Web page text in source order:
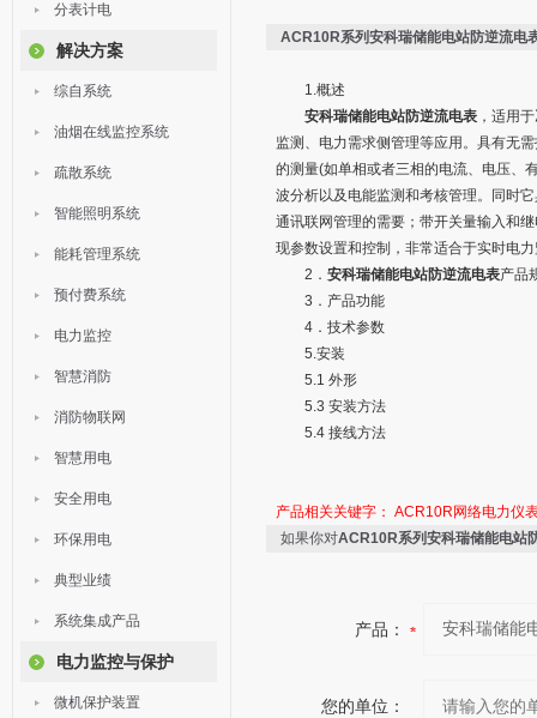
分表计电
解决方案
综自系统
油烟在线监控系统
疏散系统
智能照明系统
能耗管理系统
预付费系统
电力监控
智慧消防
消防物联网
智慧用电
安全用电
环保用电
典型业绩
系统集成产品
电力监控与保护
微机保护装置
ACR10R系列安科瑞储能电站防逆流电
1.概述
安科瑞储能电站防逆流电表，适用
监测、电力需求侧管理等应用。具有无
的测量(如单相或者三相的电流、电压、
波分析以及电能监测和考核管理。同时
通讯联网管理的需要；带开关量输入和
现参数设置和控制，非常适合于实时电
2． 安科瑞储能电站防逆流电表产品
3．产品功能
4．技术参数
5.安装
5.1 外形
5.3 安装方法
5.4 接线方法
产品相关关键字： ACR10R网络电力仪
如果你对ACR10R系列安科瑞储能电站
产品：
您的单位：